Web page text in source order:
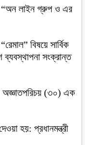
“অন লাইন গ্রুপ ও এর
বিষয়ে সার্বিক
সংক্রান্ত
অজ্ঞাতপরিচয় (৩০) এক
হয়: প্রধানমন্ত্রী